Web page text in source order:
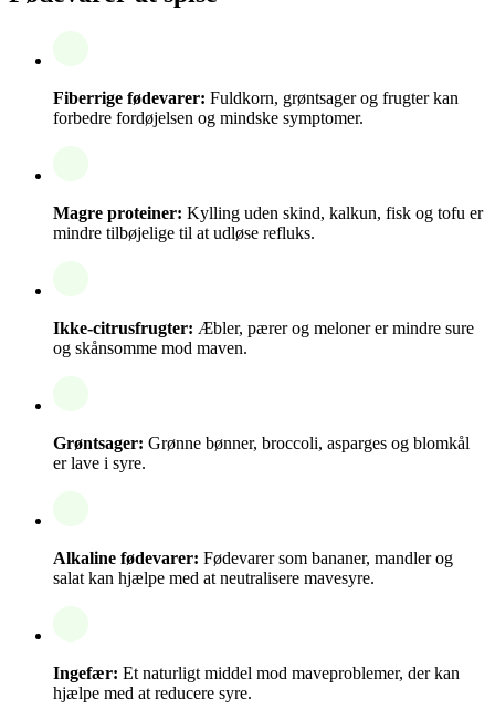
Fiberrige fødevarer: Fuldkorn, grøntsager og frugter kan
forbedre fordøjelsen og mindske symptomer.
Magre proteiner: Kylling uden skind, kalkun, fisk og tofu er
mindre tilbøjelige til at udløse refluks.
Ikke-citrusfrugter: Æbler, pærer og meloner er mindre sure
og skånsomme mod maven.
Grøntsager: Grønne bønner, broccoli, asparges og blomkål
er lave i syre.
Alkaline fødevarer: Fødevarer som bananer, mandler og
salat kan hjælpe med at neutralisere mavesyre.
Ingefær: Et naturligt middel mod maveproblemer, der kan
hjælpe med at reducere syre.